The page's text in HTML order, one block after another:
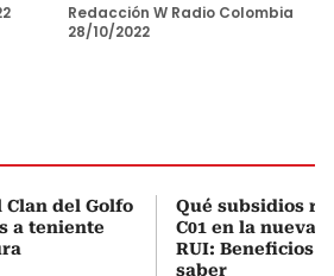
Redacción W Radio Colombia
28/10/2022
del Golfo
a teniente
Qué subsidios
C01 en la nueva
RUI: Beneficios
saber